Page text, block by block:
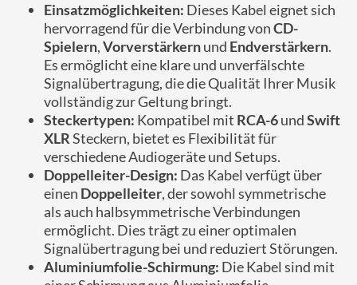
Einsatzmöglichkeiten: Dieses Kabel eignet sich
hervorragend für die Verbindung vonCD-
Spielern,Vorverstärkernund Endverstärkern.
Es ermöglicht eine klare und unverfälschte
Signalübertragung, die die Qualität Ihrer Musik
vollständig zur Geltung bringt.
Steckertypen: Kompatibel mit RCA-6undSwift
XLRSteckern, bietet es Flexibilität für
verschiedene Audiogeräte und Setups.
Doppelleiter-Design: Das Kabel verfügt über
einen Doppelleiter, der sowohl symmetrische
als auch halbsymmetrische Verbindungen
ermöglicht. Dies trägt zu einer optimalen
Signalübertragung bei und reduziert Störungen.
Aluminiumfolie-Schirmung: Die Kabel sind mit